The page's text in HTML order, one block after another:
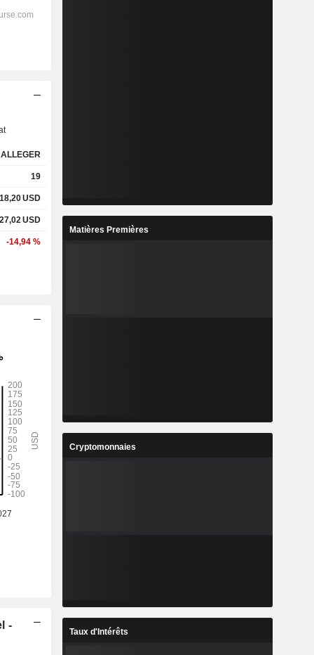
ALLEGER
19
USD
USD
-14,94 %
-
Matières Premières
Cryptomonnaies
Taux d'Intérêts